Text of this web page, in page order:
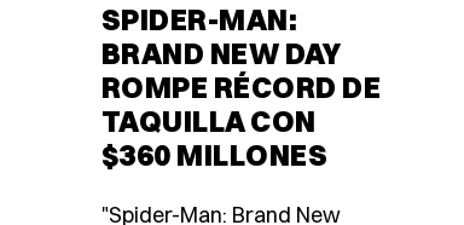
SPIDER-MAN:
BRAND NEW DAY
ROMPE RÉCORD DE
TAQUILLA CON
$360 MILLONES
"Spider-Man: Brand New